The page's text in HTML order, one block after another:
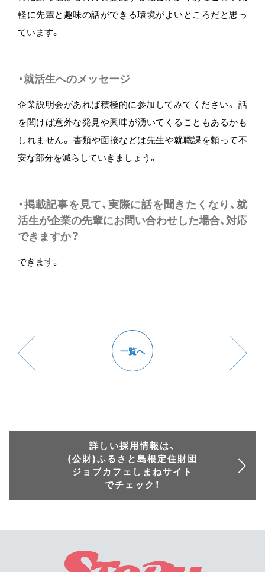
軽に先輩と趣味の話ができる環境がよいところだと思っ
ています。
・就活生へのメッセージ
企業説明会があれば積極的に参加してみてください。 話
を聞けば意外な発見や興味が湧いてくることもあるかも
しれません。 書類や面接などは先生や就職課を頼って不
安な部分を減らしていきましょう。
・掲載記事を見て、実際に話を聞きたくなり、就
活生が企業の先輩にお問い合わせした場合、対応
できますか？
できます。
一覧へ
詳しい採用情報は、
(公財)ふるさと島根定住財団
ジョブカフェしまねサイト
でチェック！